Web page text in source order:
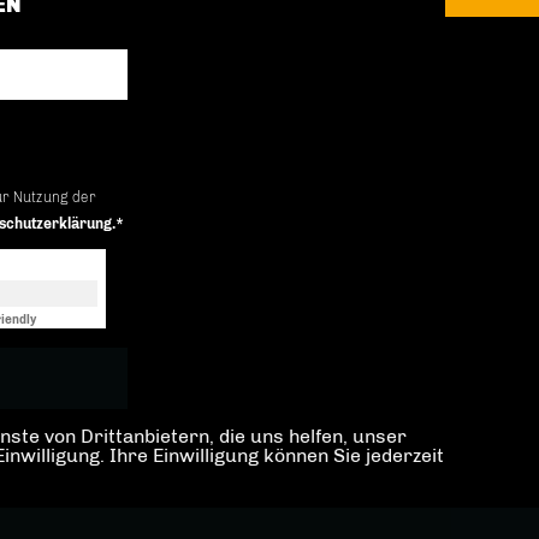
Nutzung der
von Drittanbietern, die uns helfen, unser
Ihre Einwilligung können Sie jederzeit